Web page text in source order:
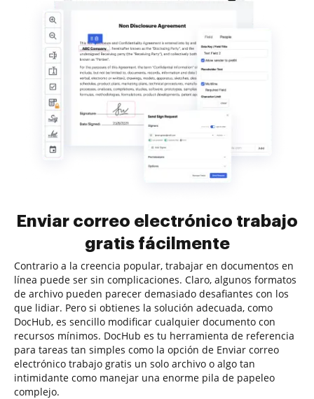
Enviar correo electrónico trabajo
gratis fácilmente
Contrario a la creencia popular, trabajar en documentos en
línea puede ser sin complicaciones. Claro, algunos formatos
de archivo pueden parecer demasiado desafiantes con los
que lidiar. Pero si obtienes la solución adecuada, como
DocHub, es sencillo modificar cualquier documento con
recursos mínimos. DocHub es tu herramienta de referencia
para tareas tan simples como la opción de Enviar correo
electrónico trabajo gratis un solo archivo o algo tan
intimidante como manejar una enorme pila de papeleo
complejo.